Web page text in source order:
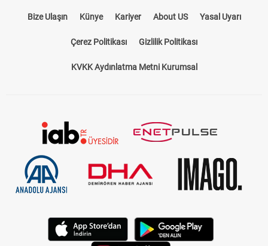
Bize Ulaşın Künye Kariyer About US Yasal Uyarı
Çerez Politikası Gizlilik Politikası
KVKK Aydınlatma Metni Kurumsal